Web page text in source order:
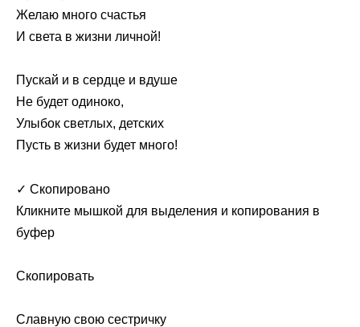
Желаю много счастья
И света в жизни личной!
Пускай и в сердце и вдуше
Не будет одиноко,
Улыбок светлых, детских
Пусть в жизни будет много!
✓ Скопировано
Кликните мышкой для выделения и копирования в
буфер
Скопировать
Славную свою сестричку